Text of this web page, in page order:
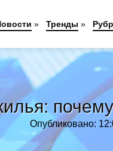
Опубликовано:
» Тренды »